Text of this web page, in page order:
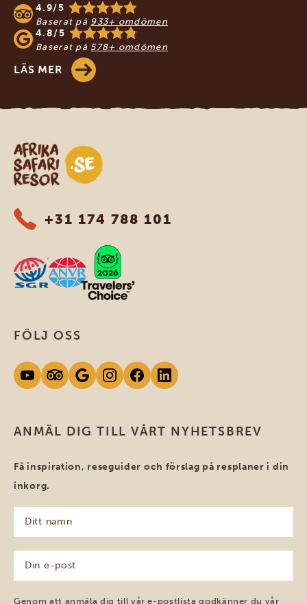
4.9/5
Baserat på 933+ omdömen
4.8/5
Baserat på 578+ omdömen
LÄS MER
Safari-resor i Afrika
+31 174 788 101
ANMÄL DIG TILL VÅRT NYHETSBREV
Få inspiration, reseguider och förslag på resplaner i din
inkorg.
namn
(Obligatoriskt)
post
(Obligatoriskt)
Genom att anmäla dig till vår e-postlista godkänner du vår
FÖLJ OSS